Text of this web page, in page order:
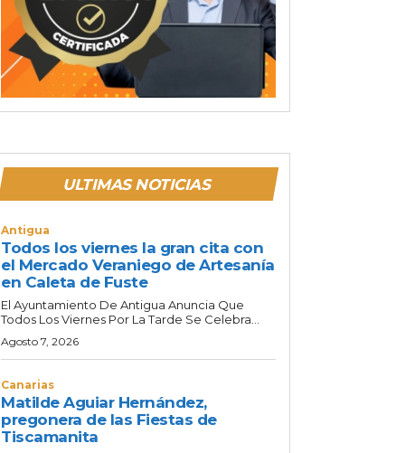
ULTIMAS NOTICIAS
Antigua
Todos los viernes la gran cita con
el Mercado Veraniego de Artesanía
en Caleta de Fuste
El Ayuntamiento De Antigua Anuncia Que
Todos Los Viernes Por La Tarde Se Celebra...
Agosto 7, 2026
Canarias
Matilde Aguiar Hernández,
pregonera de las Fiestas de
Tiscamanita